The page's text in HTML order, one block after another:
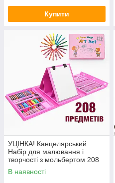
Купити
УЦІНКА! Канцелярський
Набір для малювання і
творчості з мольбертом 208
предметів (Плохе паковання
3240)
В наявності